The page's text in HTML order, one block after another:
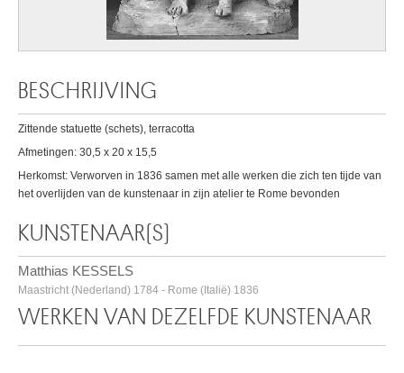
BESCHRIJVING
Zittende statuette (schets), terracotta
Afmetingen: 30,5 x 20 x 15,5
Herkomst: Verworven in 1836 samen met alle werken die zich ten tijde van
het overlijden van de kunstenaar in zijn atelier te Rome bevonden
KUNSTENAAR(S)
Matthias KESSELS
Maastricht (Nederland) 1784 - Rome (Italië) 1836
WERKEN VAN DEZELFDE KUNSTENAAR